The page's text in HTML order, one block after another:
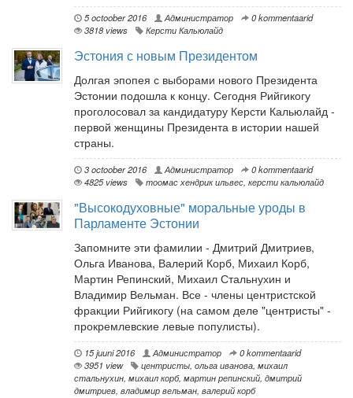
5 octoober 2016 Администратор
0 kommentaarid
3818 views
Керсти Кальюлайд
Эстония с новым Президентом
Долгая эпопея с выборами нового Президента
Эстонии подошла к концу. Сегодня Рийгикогу
проголосовал за кандидатуру Керсти Кальюлайд -
первой женщины Президента в истории нашей
страны.
3 octoober 2016 Администратор
0 kommentaarid
4825 views
тоомас хендрик ильвес, керсти кальюлайд
"Высокодуховные" моральные уроды в
Парламенте Эстонии
Запомните эти фамилии - Дмитрий Дмитриев,
Ольга Иванова, Валерий Корб, Михаил Корб,
Мартин Репинский, Михаил Стальнухин и
Владимир Вельман. Все - члены центристской
фракции Рийгикогу (на самом деле "центристы" -
прокремлевские левые популисты).
15 juuni 2016 Администратор
0 kommentaarid
3951 view
центристы, ольга иванова, михаил
стальнухин, михаил корб, мартин репинский, дмитрий
дмитриев, владимир вельман, валерий корб